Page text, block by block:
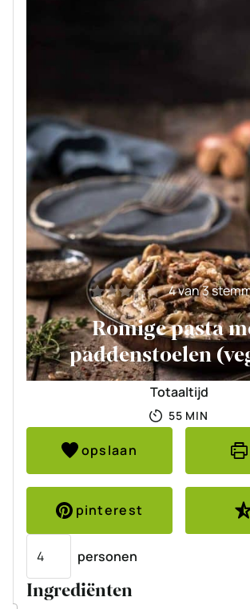
4van3
Romige pasta
paddenstoelen
Totaaltijd
55MINUTEN
MIN
opslaan
pinterest
personen
Ingrediënten